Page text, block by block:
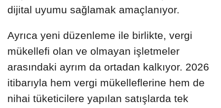
dijital uyumu sağlamak amaçlanıyor.
Ayrıca yeni düzenleme ile birlikte, vergi
mükellefi olan ve olmayan işletmeler
arasındaki ayrım da ortadan kalkıyor. 2026
itibarıyla hem vergi mükelleflerine hem de
nihai tüketicilere yapılan satışlarda tek